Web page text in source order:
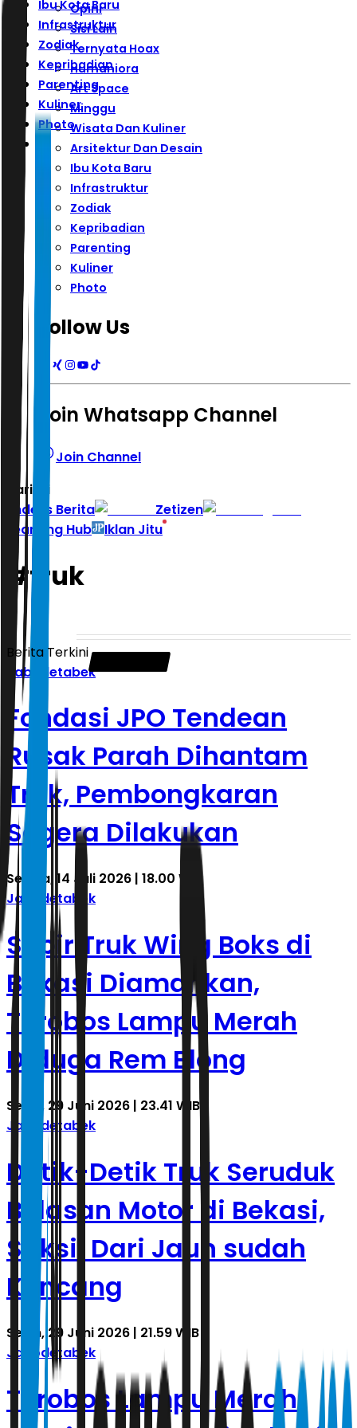
Ibu Kota Baru
Infrastruktur
Zodiak
Kepribadian
Parenting
Kuliner
Photo
Opini
Sisi Lain
Ternyata Hoax
Humaniora
Art Space
Minggu
Wisata Dan Kuliner
Arsitektur Dan Desain
Ibu Kota Baru
Infrastruktur
Zodiak
Kepribadian
Parenting
Kuliner
Photo
Follow Us
Join Whatsapp Channel
Join Channel
Hari ini
Indeks Berita
Zetizen
Learning Hub
Iklan Jitu
#truk
Berita Terkini
Jabodetabek
Fondasi JPO Tendean
Rusak Parah Dihantam
Truk, Pembongkaran
Segera Dilakukan
Selasa, 14 Juli 2026 | 18.00 WIB
Jabodetabek
Sopir Truk Wing Boks di
Bekasi Diamankan,
Terobos Lampu Merah
Diduga Rem Blong
Senin, 29 Juni 2026 | 23.41 WIB
Jabodetabek
Detik-Detik Truk Seruduk
Belasan Motor di Bekasi,
Saksi: Dari Jauh sudah
Kencang
Senin, 29 Juni 2026 | 21.59 WIB
Jabodetabek
Terobos Lampu Merah